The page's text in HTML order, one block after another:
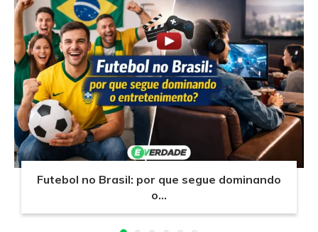
Futebol no Brasil: por que segue dominando
o...